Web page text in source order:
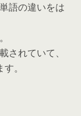
語の違いをは
されていて、
。